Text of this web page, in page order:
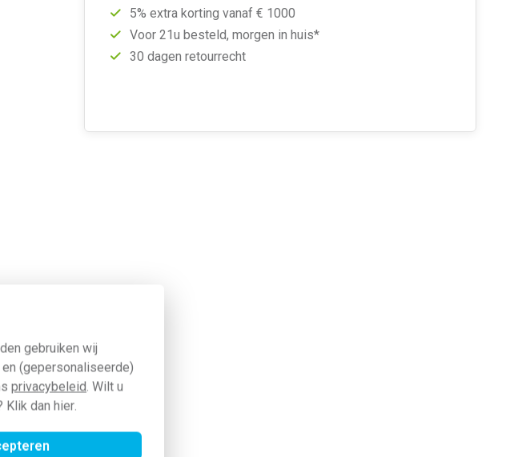
gebruiken wij
(gepersonaliseerde)
privacybeleid. Wilt u
Klik dan hier.
5% extra korting vanaf € 1000
Voor 21u besteld, morgen in huis*
30 dagen retourrecht